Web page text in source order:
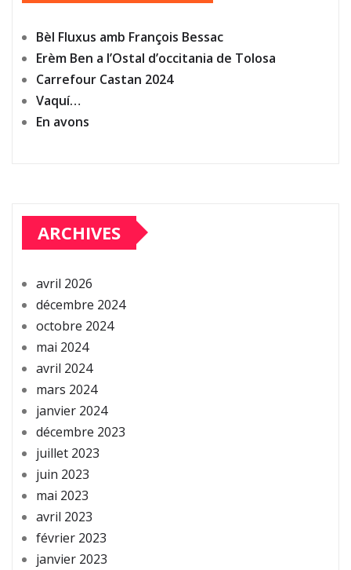
Bèl Fluxus amb François Bessac
Erèm Ben a l’Ostal d’occitania de Tolosa
Carrefour Castan 2024
Vaquí…
En avons
ARCHIVES
avril 2026
décembre 2024
octobre 2024
mai 2024
avril 2024
mars 2024
janvier 2024
décembre 2023
juillet 2023
juin 2023
mai 2023
avril 2023
février 2023
janvier 2023